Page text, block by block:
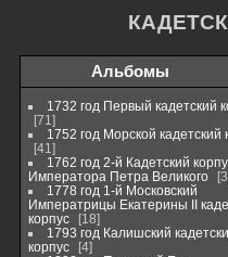
Альбомы
1732 год Первый кадетский
71
1752 год Морской кадетский
41
1762 год 2-й Кадетский
Императора Петра Великого
3
1778 год 1-й Московский
Императрицы Екатерины II
корпус
18
1793 год Калишский
корпус
4